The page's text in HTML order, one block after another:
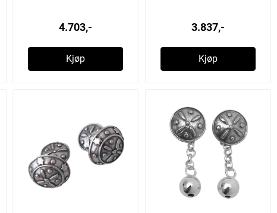
4.703,-
Kjøp
3.837,-
Kjøp